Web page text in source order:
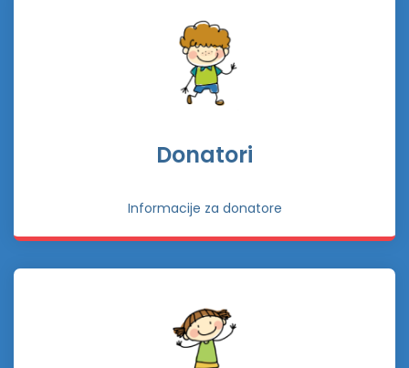
Donatori
Informacije za donatore